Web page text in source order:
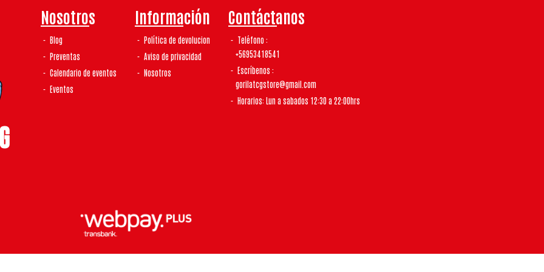
Nosotros
Blog
Preventas
Calendario de eventos
Eventos
Información
Política de devolucion
Aviso de privacidad
Nosotros
Contáctanos
Teléfono
+56953418541
Escríbenos
gorilatcgstore@gmail.com
Horarios: Lun a sabados 12:30 a 22:00hrs